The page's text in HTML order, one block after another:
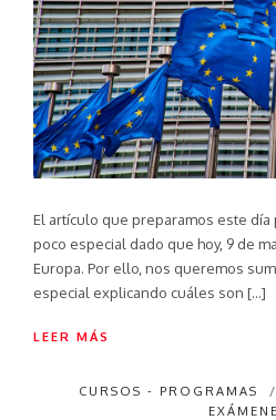
El artículo que preparamos este día
poco especial dado que hoy, 9 de
Europa. Por ello, nos queremos
especial explicando cuáles son […]
LEER MÁS
CURSOS - PROGRAMAS /